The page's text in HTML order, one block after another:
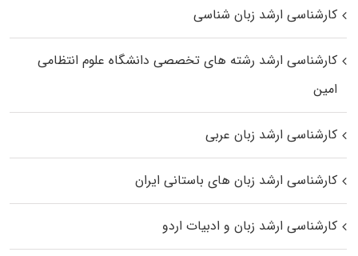
کارشناسی ارشد زبان شناسی
کارشناسی ارشد رﺷﺘﻪ ﻫﺎی تخصصی داﻧﺸﮕﺎه ﻋﻠﻮم انتظامی
اﻣﻴﻦ
کارشناسی ارشد زبان عربی
کارشناسی ارشد زبان‌ های باستانی ایران
کارشناسی ارشد زبان و ادبیات اردو